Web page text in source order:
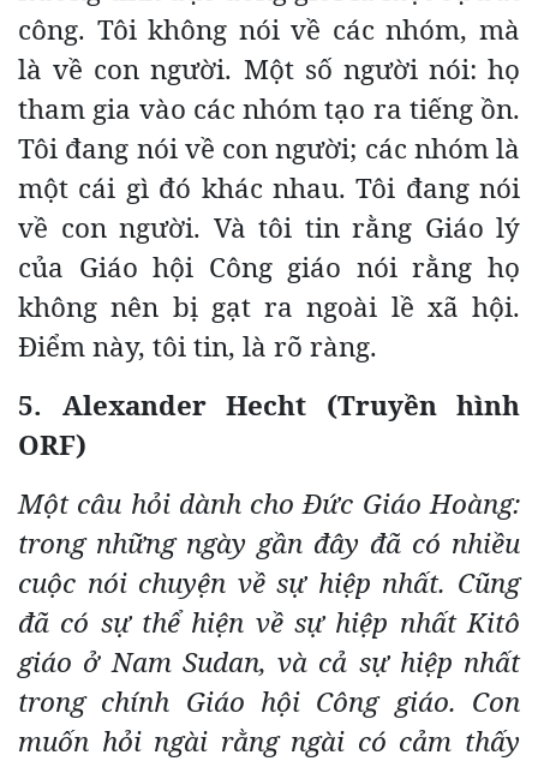
công. Tôi không nói về các nhóm, mà
là về con người. Một số người nói: họ
tham gia vào các nhóm tạo ra tiếng ồn.
Tôi đang nói về con người; các nhóm là
một cái gì đó khác nhau. Tôi đang nói
về con người. Và tôi tin rằng Giáo lý
của Giáo hội Công giáo nói rằng họ
không nên bị gạt ra ngoài lề xã hội.
Điểm này, tôi tin, là rõ ràng.
5. Alexander Hecht (Truyền hình
ORF)
Một câu hỏi dành cho Đức Giáo Hoàng:
trong những ngày gần đây đã có nhiều
cuộc nói chuyện về sự hiệp nhất. Cũng
đã có sự thể hiện về sự hiệp nhất Kitô
giáo ở Nam Sudan, và cả sự hiệp nhất
trong chính Giáo hội Công giáo. Con
muốn hỏi ngài rằng ngài có cảm thấy